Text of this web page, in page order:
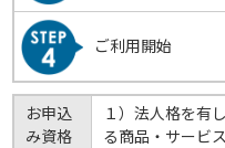
ご利用開始
お申込
み資格
１）法人格を有
る商品・サービ